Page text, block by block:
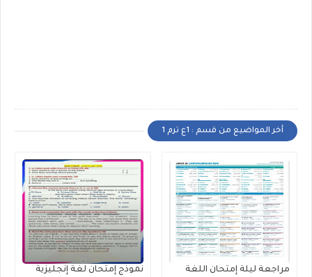
أخر المواضيع من قسم : 1ع ترم 1
مراجعة ليلة إمتحان اللغة
نموذج إمتحان لغة إنجليزية